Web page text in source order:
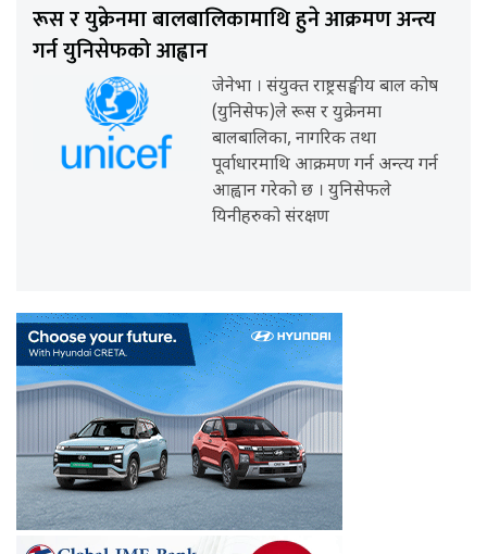
रूस र युक्रेनमा बालबालिकामाथि हुने आक्रमण अन्त्य
गर्न युनिसेफको आह्वान
जेनेभा । संयुक्त राष्ट्रसङ्घीय बाल कोष
(युनिसेफ)ले रूस र युक्रेनमा
बालबालिका, नागरिक तथा
पूर्वाधारमाथि आक्रमण गर्न अन्त्य गर्न
आह्वान गरेको छ । युनिसेफले
यिनीहरुको संरक्षण